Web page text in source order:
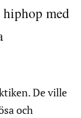
med
De ville
och